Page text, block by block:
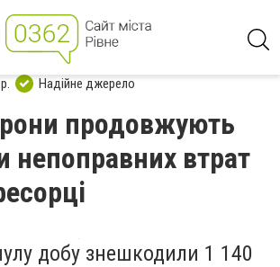
Надійне джерело
продовжують
непоправних втрат
добу знешкодили 1 140